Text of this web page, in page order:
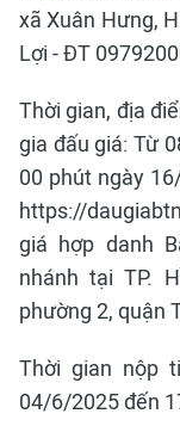
xã Xuân Hưng,
Lợi - ĐT
Thời gian, địa
gia đấu giá: Từ
00 phút ngày
https://
giá hợp danh
nhánh tại TP.
phường 2, quận
Thời gian nộp
04/6/2025 đến